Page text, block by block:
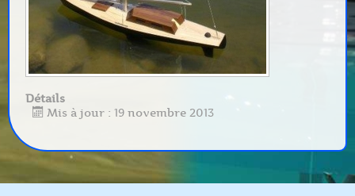
Détails
Mis à jour : 19 novembre 2013